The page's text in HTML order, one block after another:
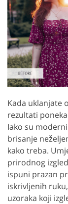
Kada uklanjate
rezultati
Iako su
brisanje
kako treba.
prirodnog
ispuni prazan
iskrivljenih
uzoraka koji